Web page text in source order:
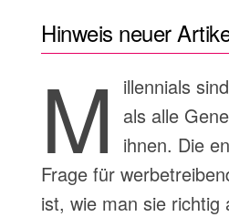
Hinweis neuer
M
illennials
als alle
ihnen. Die
Frage für
ist, wie man sie richtig